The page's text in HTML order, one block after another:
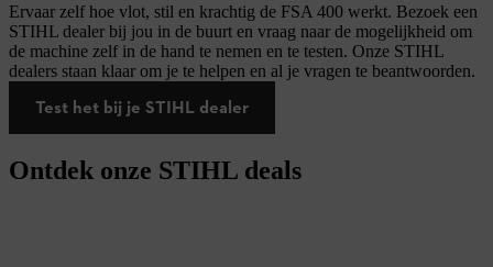
Ervaar zelf hoe vlot, stil en krachtig de FSA 400 werkt. Bezoek een
STIHL dealer bij jou in de buurt en vraag naar de mogelijkheid om
de machine zelf in de hand te nemen en te testen. Onze STIHL
dealers staan klaar om je te helpen en al je vragen te beantwoorden.
Test het bij je STIHL dealer
Ontdek onze STIHL deals